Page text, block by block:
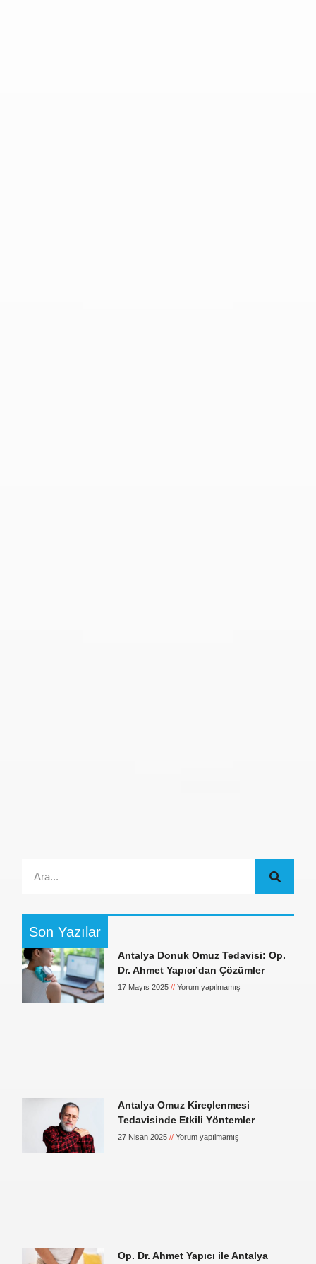
Son Yazılar
Antalya Donuk Omuz Tedavisi: Op.
Dr. Ahmet Yapıcı’dan Çözümler
17 Mayıs 2025 Yorum yapılmamış
Antalya Omuz Kireçlenmesi
Tedavisinde Etkili Yöntemler
27 Nisan 2025 Yorum yapılmamış
Op. Dr. Ahmet Yapıcı ile Antalya